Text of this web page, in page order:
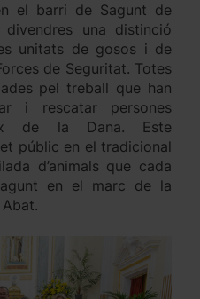
el barri de Sagunt de
una distinció
unitats de gosos i de
de Seguritat. Totes
pel treball que han
i rescatar persones
de la Dana. Este
públic en el tradicional
d’animals que cada
en el marc de la